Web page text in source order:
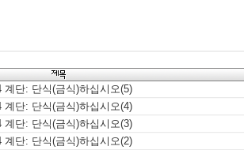
단: 단식(금식)하십시오(5)
단: 단식(금식)하십시오(4)
단: 단식(금식)하십시오(3)
단: 단식(금식)하십시오(2)